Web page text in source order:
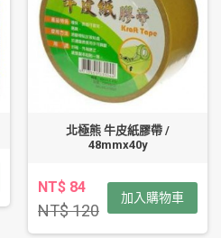
北極熊 牛皮紙膠帶 /
48mmx40y
NT$ 84
NT$ 120
加入購物車